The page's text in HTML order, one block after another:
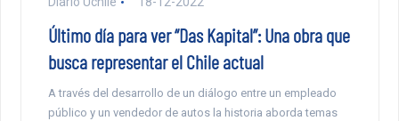
Último día para ver “Das Kapital”: Una obra que
busca representar el Chile actual
A través del desarrollo de un diálogo entre un empleado
público y un vendedor de autos la historia aborda temas